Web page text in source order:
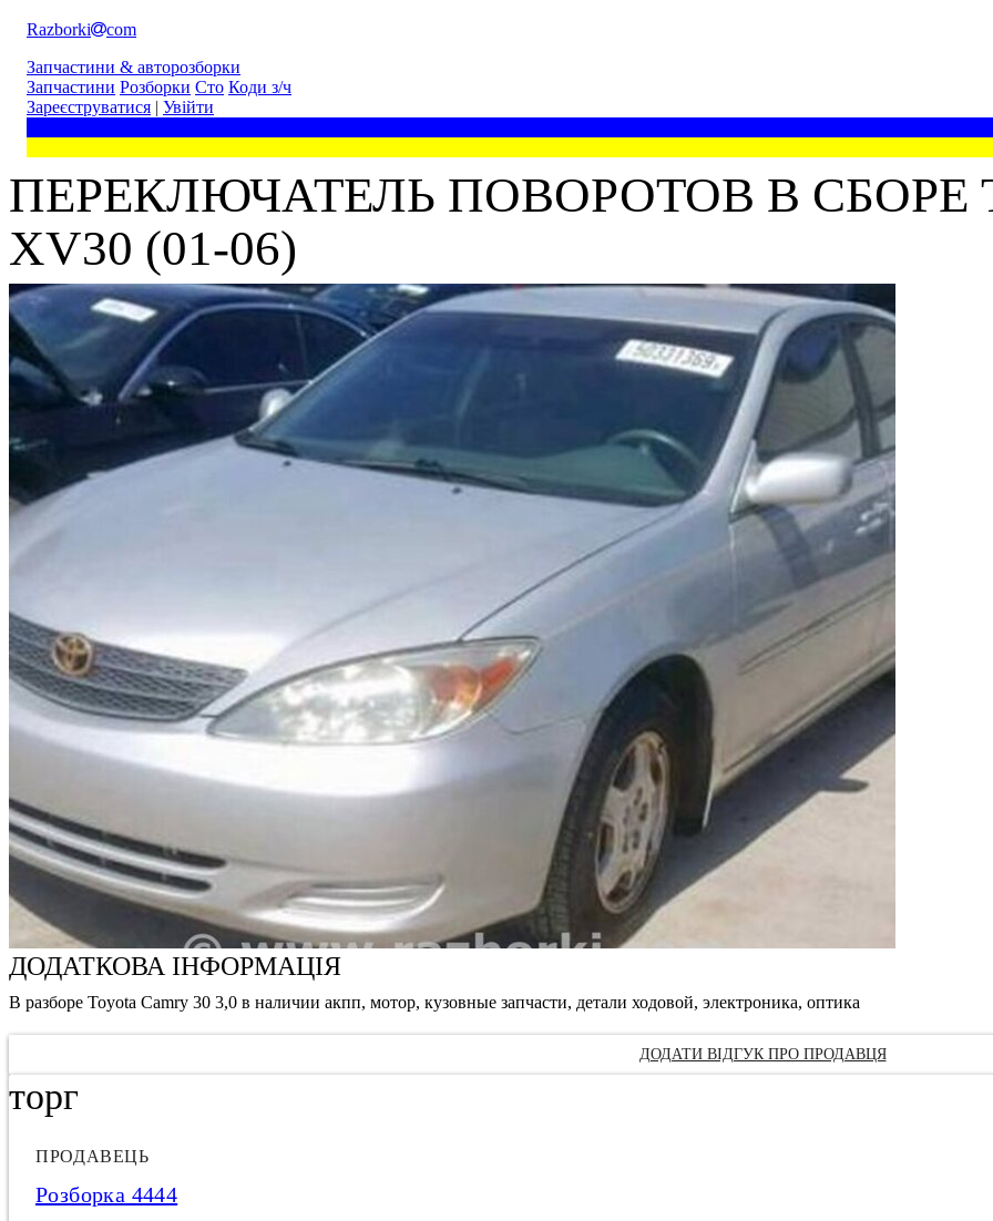
Razborki
com
Запчастини & авторозборки
Запчастини Розборки Сто Коди з/ч
Зареєструватися | Увійти
ПЕРЕКЛЮЧАТЕЛЬ ПОВОРОТОВ В СБОРЕ
XV30 (01-06)
ДОДАТКОВА ІНФОРМАЦІЯ
В разборе Toyota Camry 30 3,0 в наличии акпп, мотор, кузовные запчасти, детали ходовой, электроника, оптика
ДОДАТИ ВІДГУК ПРО ПРОДАВЦЯ
торг
ПРОДАВЕЦЬ
Розборка 4444